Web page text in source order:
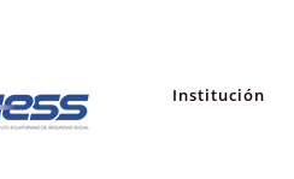
Institución